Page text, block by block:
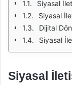
Siyasal
Siyasal
Dijital
Siyasal
Siyasal